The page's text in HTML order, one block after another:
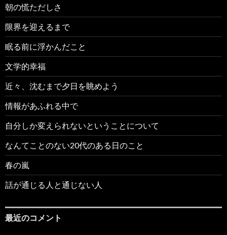
朝の慌ただしさ
限界を迎えるまで
眠る前に浮かんだこと
文学的幸福
近々、沈むまで夕日を眺めよう
情報があふれる中で
自分しか変えられないということについて
なんてことのない20代のある日のこと
春の嵐
話が通じる人と通じない人
最近のコメント